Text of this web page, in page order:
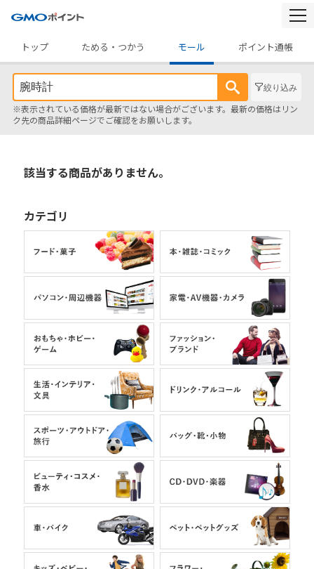
トップ
ためる・つかう モール ポイント通帳
絞り込み
※表示されている価格が最新ではない場合がございます。最新の価格はリン
ク先の商品詳細ページでご確認をお願いします。
該当する商品がありません。
カテゴリ